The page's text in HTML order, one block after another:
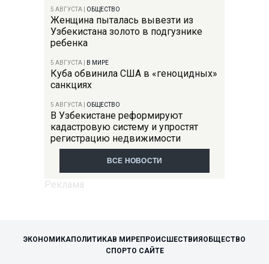
5 АВГУСТА ОБЩЕСТВО
Женщина пыталась вывезти из
Узбекистана золото в подгузнике
ребенка
5 АВГУСТА В МИРЕ
Куба обвинила США в «геноцидных»
санкциях
5 АВГУСТА ОБЩЕСТВО
В Узбекистане реформируют
кадастровую систему и упростят
регистрацию недвижимости
ВСЕ НОВОСТИ
ЭКОНОМИКАПОЛИТИКАВ МИРЕПРОИСШЕСТВИЯОБЩЕСТВО
СПОРТО САЙТЕ